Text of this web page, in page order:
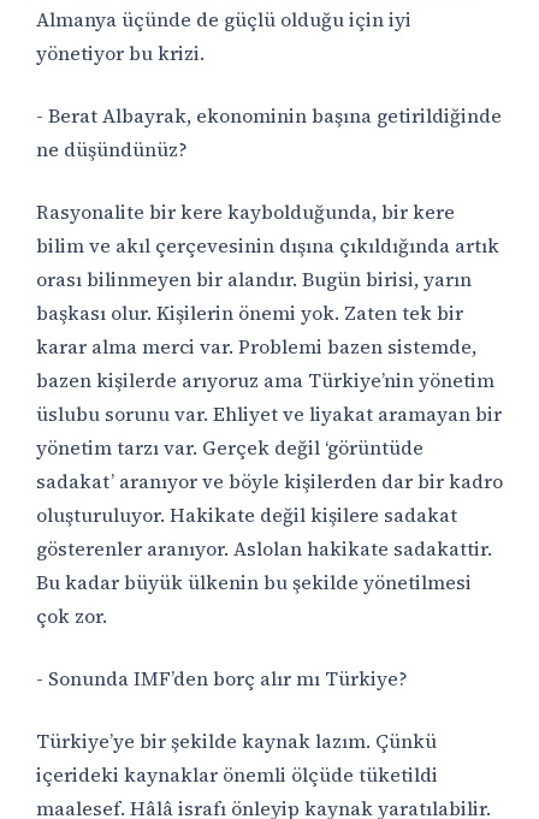
Almanya üçünde de güçlü olduğu için iyi
yönetiyor bu krizi.
- Berat Albayrak, ekonominin başına getirildiğinde
ne düşündünüz?
Rasyonalite bir kere kaybolduğunda, bir kere
bilim ve akıl çerçevesinin dışına çıkıldığında artık
orası bilinmeyen bir alandır. Bugün birisi, yarın
başkası olur. Kişilerin önemi yok. Zaten tek bir
karar alma merci var. Problemi bazen sistemde,
bazen kişilerde arıyoruz ama Türkiye’nin yönetim
üslubu sorunu var. Ehliyet ve liyakat aramayan bir
yönetim tarzı var. Gerçek değil ‘görüntüde
sadakat’ aranıyor ve böyle kişilerden dar bir kadro
oluşturuluyor. Hakikate değil kişilere sadakat
gösterenler aranıyor. Aslolan hakikate sadakattir.
Bu kadar büyük ülkenin bu şekilde yönetilmesi
çok zor.
- Sonunda IMF’den borç alır mı Türkiye?
Türkiye’ye bir şekilde kaynak lazım. Çünkü
içerideki kaynaklar önemli ölçüde tüketildi
maalesef. Hâlâ israfı önleyip kaynak yaratılabilir.